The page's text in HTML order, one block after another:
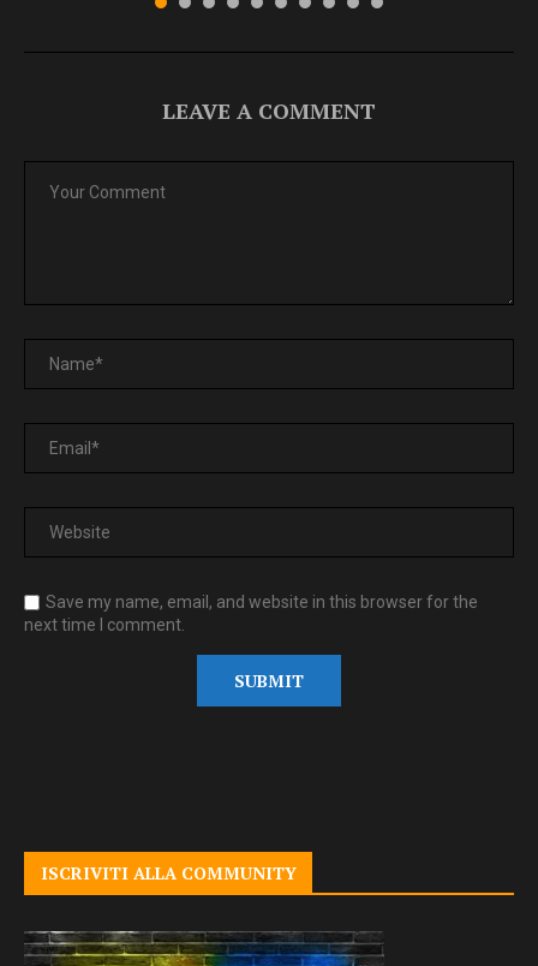
LEAVE A COMMENT
Save my name, email, and website in this browser for the
next time I comment.
ISCRIVITI ALLA COMMUNITY